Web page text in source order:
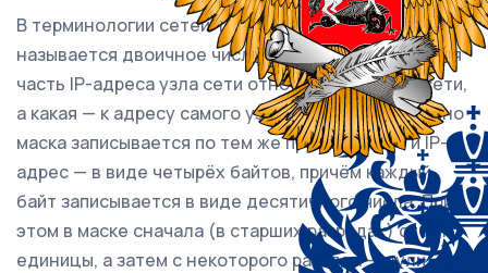
В терминологии сетей TCP/IP маской сети
называется двоичное число, определяющее, какая
часть IP-адреса узла сети относится к адресу сети,
а какая — к адресу самого узла в этой сети. Обычно
маска записывается по тем же правилам, что и IP-
адрес — в виде четырёх байтов, причём каждый
байт записывается в виде десятичного числа. При
этом в маске сначала (в старших разрядах) стоят
единицы, а затем с некоторого разряда — нули.